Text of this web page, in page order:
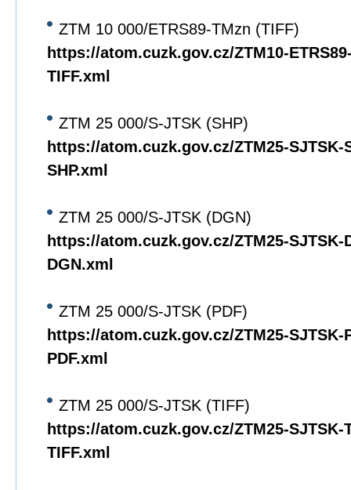
ZTM 10 000/ETRS89-TMzn (TIFF)
https://atom.cuzk.gov.cz/ZTM10-
TIFF.xml
ZTM 25 000/S-JTSK (SHP)
https://atom.cuzk.gov.cz/ZTM25-SJTSK-
SHP.xml
ZTM 25 000/S-JTSK (DGN)
https://atom.cuzk.gov.cz/ZTM25-SJTSK-
DGN.xml
ZTM 25 000/S-JTSK (PDF)
https://atom.cuzk.gov.cz/ZTM25-SJTSK-
PDF.xml
ZTM 25 000/S-JTSK (TIFF)
https://atom.cuzk.gov.cz/ZTM25-SJTSK-
TIFF.xml